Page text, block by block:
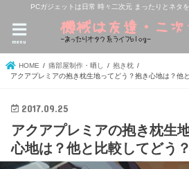
PCガジェットは日常 時々二次元 まったりとネタ
menu
HOME 痛部屋制作・晒し
抱き枕
アクアプレミアの抱き枕生地ってどう？抱き心地は？他
2017.09.25
アクアプレミアの抱き枕生
心地は？他と比較してどう？